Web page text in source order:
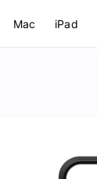
Mac iPad